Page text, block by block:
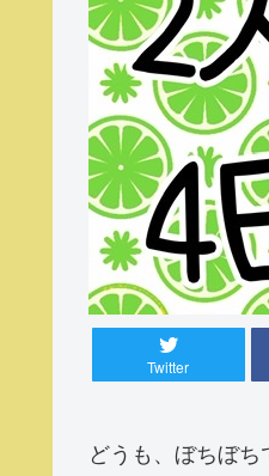
Twitter
どうも、ぼちぼち